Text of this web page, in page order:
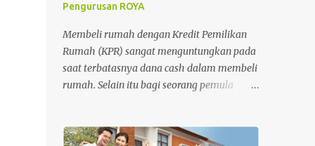
Pengurusan ROYA
Membeli rumah dengan Kredit Pemilikan
Rumah (KPR) sangat menguntungkan pada
saat terbatasnya dana cash dalam membeli
rumah. Selain itu bagi seorang pemula
pengurusan surat-surat rumah. Tetapi di sisi